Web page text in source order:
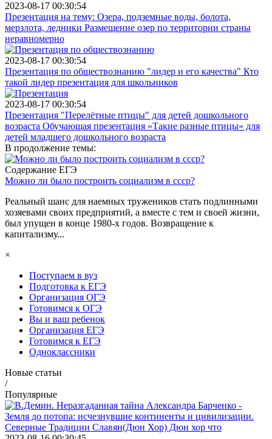
2023-08-17 00:30:54
Презентация на тему: Озера, подземные воды, болота,
мерзлота, ледники Размещение озер по территории страны
неравномерно
2023-08-17 00:30:54
Презентация по обществознанию "лидер и его качества" Кто
такой лидер презентация для школьников
2023-08-17 00:30:54
Презентация "Перелётные птицы" для детей дошкольного
возраста Обучающая презентация «Такие разные птицы» для
детей младшего дошкольного возраста
В продолжение темы:
Содержание ЕГЭ
Можно ли было построить социализм в ссср?
Реальный шанс для наемных тружеников стать подлинными
хозяевами своих предприятий, а вместе с тем и своей жизни,
был упущен в конце 1980-х годов. Возвращение к
капитализму...
×
Поступаем в вуз
Подготовка к ЕГЭ
Организация ОГЭ
Готовимся к ОГЭ
Вы и ваш ребенок
Организация ЕГЭ
Готовимся к ЕГЭ
Одноклассники
Новые статьи
/
Популярные